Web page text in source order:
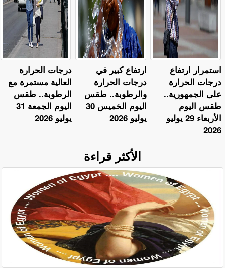
​درجات الحرارة
العالية مستمرة مع
الرطوبة.. طقس
اليوم الجمعة 31
يوليو 2026
ارتفاع كبير في
درجات الحرارة
والرطوبة.. طقس
اليوم الخميس 30
يوليو 2026
استمرار ارتفاع
درجات الحرارة
على الجمهورية..
طقس اليوم
الأربعاء 29 يوليو
2026
الأكثر قراءة